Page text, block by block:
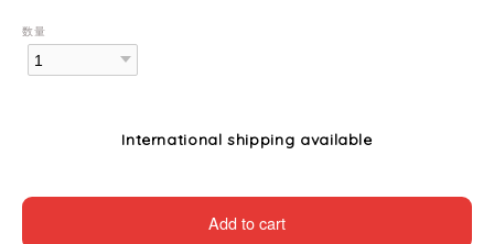
数量
International shipping available
Add to cart